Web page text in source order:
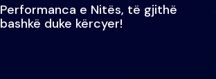
Performanca e Nitës, të gjithë
bashkë duke kërcyer!